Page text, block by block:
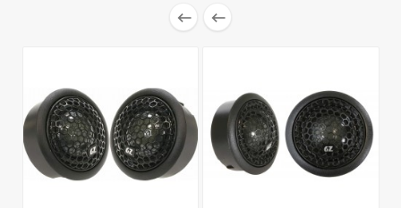
 